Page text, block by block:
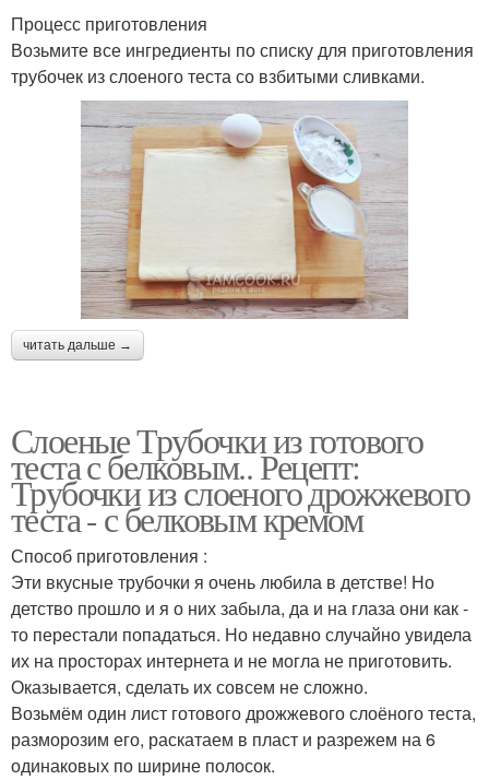
Процесс приготовления
Возьмите все ингредиенты по списку для приготовления
трубочек из слоеного теста со взбитыми сливками.
читать дальше →
Слоеные Трубочки из готового
теста с белковым.. Рецепт:
Трубочки из слоеного дрожжевого
теста - с белковым кремом
Способ приготовления :
Эти вкусные трубочки я очень любила в детстве! Но
детство прошло и я о них забыла, да и на глаза они как -
то перестали попадаться. Но недавно случайно увидела
их на просторах интернета и не могла не приготовить.
Оказывается, сделать их совсем не сложно.
Возьмём один лист готового дрожжевого слоёного теста,
разморозим его, раскатаем в пласт и разрежем на 6
одинаковых по ширине полосок.